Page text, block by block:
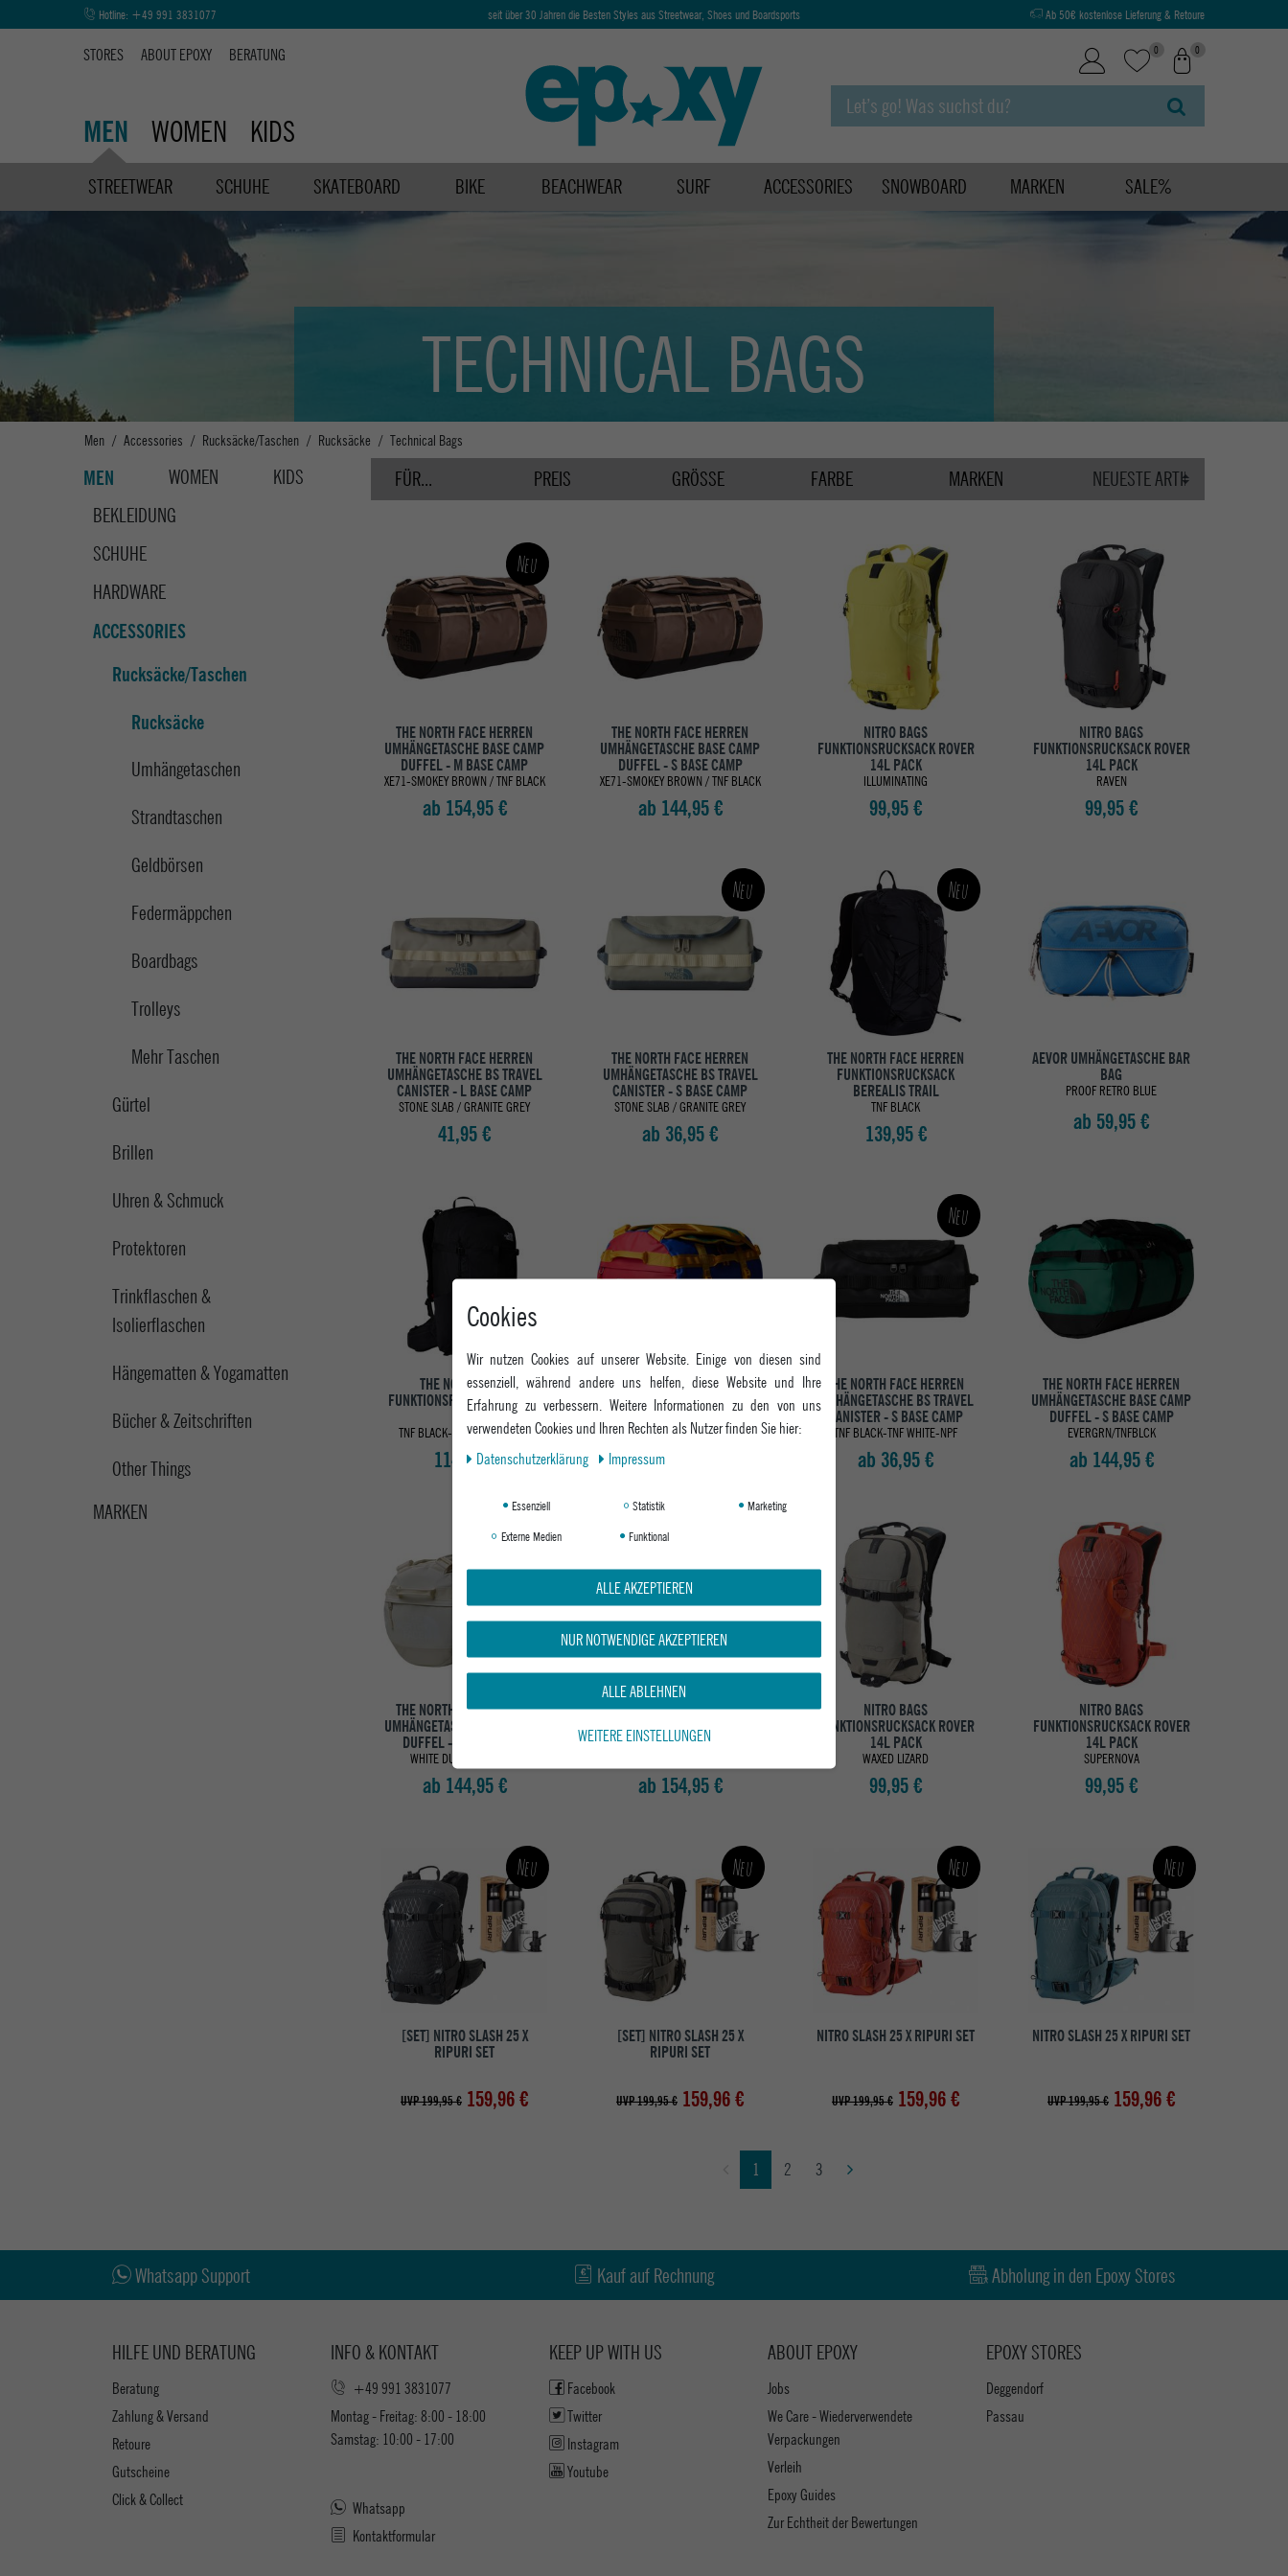
Hotline: +49 991 3831077 seit über 30 Jahren die Besten Styles aus Streetwear, Shoes und Boardsports Ab 50€ kostenlose Lieferung & Retoure
STORES ABOUT EPOXY BERATUNG
MEN WOMEN KIDS
0 0
STREETWEAR SCHUHE SKATEBOARD BIKE BEACHWEAR SURF ACCESSORIES SNOWBOARD MARKEN SALE%
TECHNICAL BAGS
Men Accessories Rucksäcke/Taschen Rucksäcke Technical Bags
MEN WOMEN
KIDS
BEKLEIDUNG
SCHUHE
HARDWARE
ACCESSORIES
Rucksäcke/Taschen
Rucksäcke
Umhängetaschen
Strandtaschen
Geldbörsen
Federmäppchen
Boardbags
Trolleys
Mehr Taschen
Gürtel
Brillen
Uhren & Schmuck
Protektoren
Trinkflaschen &
Isolierflaschen
Hängematten & Yogamatten
Bücher & Zeitschriften
Other Things
MARKEN
FÜR... PREIS GRÖSSE FARBE MARKEN
Neu
THE NORTH FACE HERREN
UMHÄNGETASCHE BASE CAMP
DUFFEL - M BASE CAMP
XE71-SMOKEY BROWN / TNF BLACK
ab 154,95 €
THE NORTH FACE HERREN
UMHÄNGETASCHE BASE CAMP
DUFFEL - S BASE CAMP
XE71-SMOKEY BROWN / TNF BLACK
ab 144,95 €
NITRO BAGS
FUNKTIONSRUCKSACK ROVER
14L PACK
ILLUMINATING
99,95 €
NITRO BAGS
FUNKTIONSRUCKSACK ROVER
14L PACK
RAVEN
99,95 €
THE NORTH FACE HERREN
UMHÄNGETASCHE BS TRAVEL
CANISTER - L BASE CAMP
STONE SLAB / GRANITE GREY
41,95 €
Neu
THE NORTH FACE HERREN
UMHÄNGETASCHE BS TRAVEL
CANISTER - S BASE CAMP
STONE SLAB / GRANITE GREY
ab 36,95 €
Neu
THE NORTH FACE HERREN
FUNKTIONSRUCKSACK
BEREALIS TRAIL
TNF BLACK
139,95 €
AEVOR UMHÄNGETASCHE BAR
BAG
PROOF RETRO BLUE
ab 59,95 €
THE NORTH FACE
FUNKTIONSRUCKSACK BASIN
36 L
TNF BLACK-TNF / BLACK-NPF
114,95 €
THE NORTH FACE HERREN
UMHÄNGETASCHE BASE CAMP
DUFFEL - S BASE CAMP
TNF BLUE / TNF RED / SUMMIT
ab 144,95 €
Neu
THE NORTH FACE HERREN
UMHÄNGETASCHE BS TRAVEL
CANISTER - S BASE CAMP
TNF BLACK-TNF WHITE-NPF
ab 36,95 €
THE NORTH FACE HERREN
UMHÄNGETASCHE BASE CAMP
DUFFEL - S BASE CAMP
EVERGRN/TNFBLCK
ab 144,95 €
THE NORTH FACE HERREN
UMHÄNGETASCHE BASE CAMP
DUFFEL - S BASE CAMP
WHITE DUNE/TNF WHITE
ab 144,95 €
THE NORTH FACE HERREN
UMHÄNGETASCHE BASE CAMP
DUFFEL - M BASE CAMP
ab 154,95 €
NITRO BAGS
FUNKTIONSRUCKSACK ROVER
14L PACK
WAXED LIZARD
99,95 €
NITRO BAGS
FUNKTIONSRUCKSACK ROVER
14L PACK
SUPERNOVA
99,95 €
Neu
[SET] NITRO SLASH 25 X
RIPURI SET
UVP 199,95 € 159,96 €
Neu
[SET] NITRO SLASH 25 X
RIPURI SET
UVP 199,95 € 159,96 €
Neu
NITRO SLASH 25 X RIPURI SET
UVP 199,95 € 159,96 €
Neu
NITRO SLASH 25 X RIPURI SET
UVP 199,95 € 159,96 €
1 2 3
Whatsapp Support Kauf auf Rechnung Abholung in den Epoxy Stores
HILFE UND BERATUNG
Beratung
Zahlung & Versand
Retoure
Gutscheine
Click & Collect
INFO & KONTAKT
+49 991 3831077
Montag - Freitag: 8:00 - 18:00
Samstag: 10:00 - 17:00
Whatsapp
Kontaktformular
ABOUT EPOXY
Jobs
We Care - Wiederverwendete
Verpackungen
Verleih
Epoxy Guides
Zur Echtheit der Bewertungen
EPOXY STORES
Deggendorf
Passau
KEEP UP WITH US
Facebook
Twitter
Instagram
Youtube
Cookies
Wir nutzen Cookies auf unserer Website. Einige von diesen sind
essenziell, während andere uns helfen, diese Website und Ihre
Erfahrung zu verbessern. Weitere Informationen zu den von uns
verwendeten Cookies und Ihren Rechten als Nutzer finden Sie hier:
Daten­schutz­erklärung
Impressum
Essenziell Statistik
Marketing
Externe Medien
Funktional
ALLE AKZEPTIEREN
NUR NOTWENDIGE AKZEPTIEREN
ALLE ABLEHNEN
WEITERE EINSTELLUNGEN